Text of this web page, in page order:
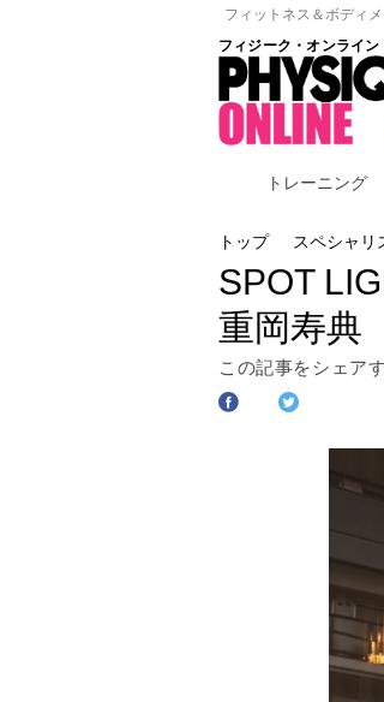
フィットネス＆ボディ
フィジーク・オンライン
トレーニング
トップ スペシャリ
SPOT
重岡寿典
この記事をシェア